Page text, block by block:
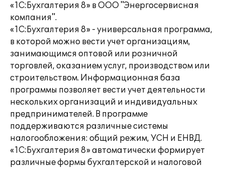
«1С:Бухгалтерия 8» в ООО "Энергосервисная
компания".
«1С:Бухгалтерия 8» - универсальная программа,
в которой можно вести учет организациям,
занимающимся оптовой или розничной
торговлей, оказанием услуг, производством или
строительством. Информационная база
программы позволяет вести учет деятельности
нескольких организаций и индивидуальных
предпринимателей. В программе
поддерживаются различные системы
налогообложения: общий режим, УСН и ЕНВД.
«1С:Бухгалтерия 8» автоматически формирует
различные формы бухгалтерской и налоговой